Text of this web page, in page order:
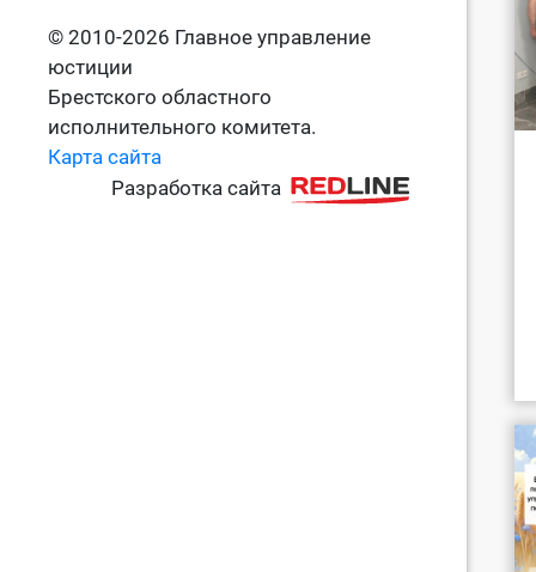
© 2010-2026 Главное управление
юстиции
Брестского областного
исполнительного комитета.
Карта сайта
Разработка сайта